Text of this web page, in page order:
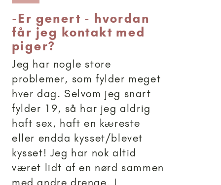
-Er genert - hvordan
får jeg kontakt med
piger?
Jeg har nogle store
problemer, som fylder meget
hver dag. Selvom jeg snart
fylder 19, så har jeg aldrig
haft sex, haft en kæreste
eller endda kysset/blevet
kysset! Jeg har nok altid
været lidt af en nørd sammen
med andre drenge. I